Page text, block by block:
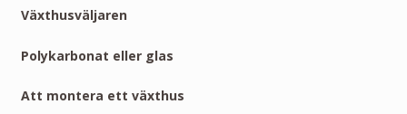
Växthusväljaren
Polykarbonat eller glas
Att montera ett växthus